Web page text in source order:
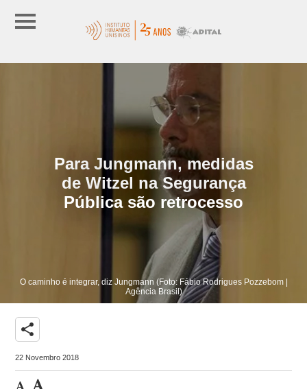
Para Jungmann, medidas
de Witzel na Segurança
Pública são retrocesso
O caminho é integrar, diz Jungmann (Foto: Fábio Rodrigues Pozzebom |
Agência Brasil)
share
22 Novembro 2018